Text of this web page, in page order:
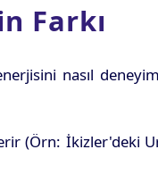
Farkı
nasıl
(Örn: İkizler'deki